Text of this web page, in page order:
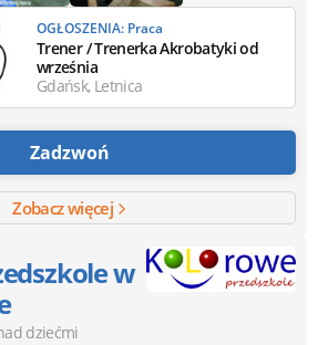
OGŁOSZENIA: Praca
Trener / Trenerka Akrobatyki od
września
Gdańsk, Letnica
Zadzwoń
Zobacz więcej
w
dziećmi